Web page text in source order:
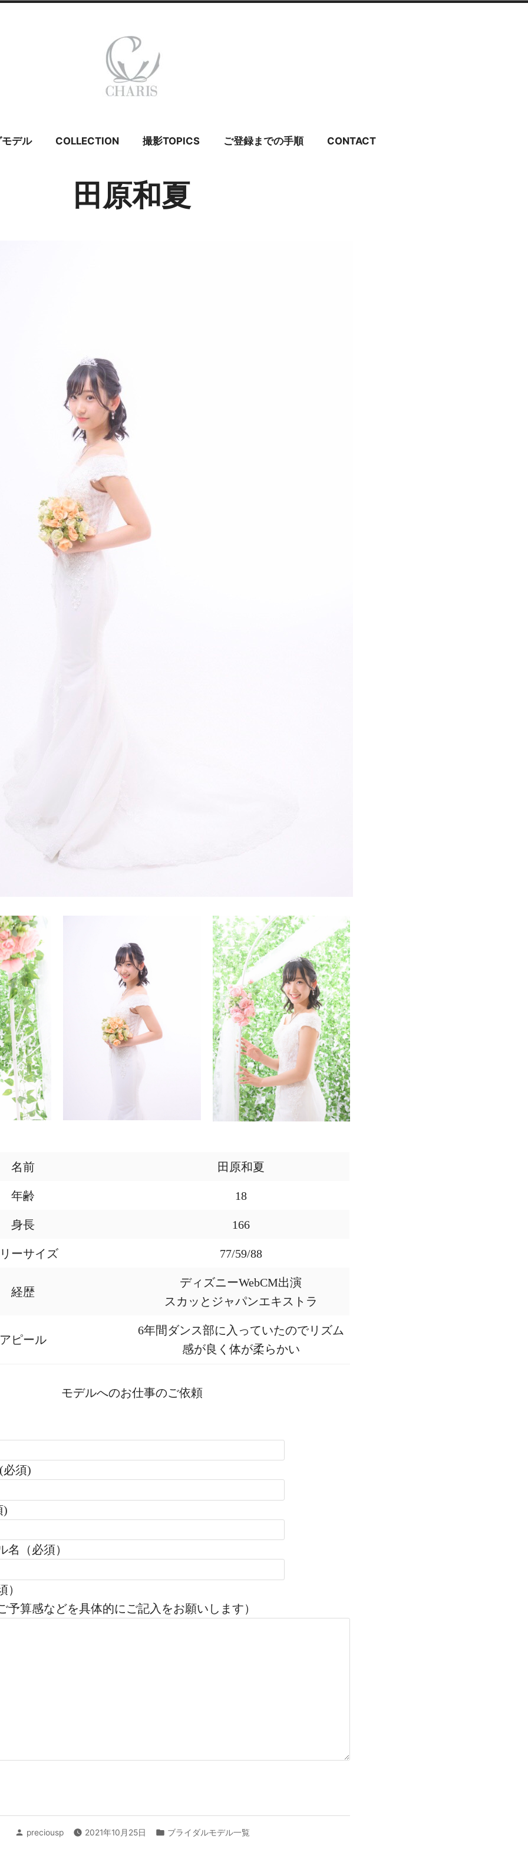
ス – ウェディングドレス・ブラ
デル COLLECTION 撮影TOPICS ご登録までの手順 CONTACT
田原和夏
名前 田原和夏
年齢 18
身長 166
ーサイズ 77/59/88
経歴
ディズニーWebCM出演
スカッとジャパンエキストラ
アピール
6年間ダンス部に入っていたのでリズム
感が良く体が柔らかい
モデルへのお仕事のご依頼
必須)
)
名（必須）
）
予算感などを具体的にご記入をお願いします）
投
preciousp 2021年10月25日
カ
ブライダルモデル一覧